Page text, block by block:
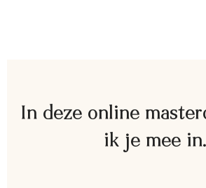
In deze online
ik je mee